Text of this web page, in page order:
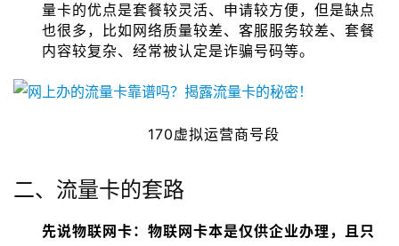
量卡的优点是套餐较灵活、申请较方便，但是缺点
也很多，比如网络质量较差、客服服务较差、套餐
内容较复杂、经常被认定是诈骗号码等。
170虚拟运营商号段
二、流量卡的套路
先说物联网卡：物联网卡本是仅供企业办理，且只